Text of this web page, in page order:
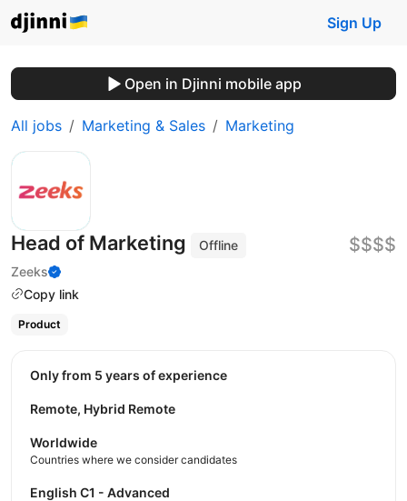
Sign Up
Open in Djinni mobile app
All jobs Marketing & Sales Marketing
Head of Marketing
Offline
Zeeks
Copy link
$$$$
Product
Only from 5 years of experience
Remote, Hybrid Remote
Worldwide
Countries where we consider candidates
English C1 - Advanced